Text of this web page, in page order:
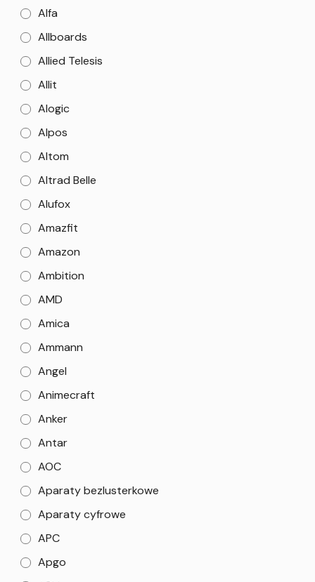
Alfa
Allboards
Allied Telesis
Allit
Alogic
Alpos
Altom
Altrad Belle
Alufox
Amazfit
Amazon
Ambition
AMD
Amica
Ammann
Angel
Animecraft
Anker
Antar
AOC
Aparaty bezlusterkowe
Aparaty cyfrowe
APC
Apgo